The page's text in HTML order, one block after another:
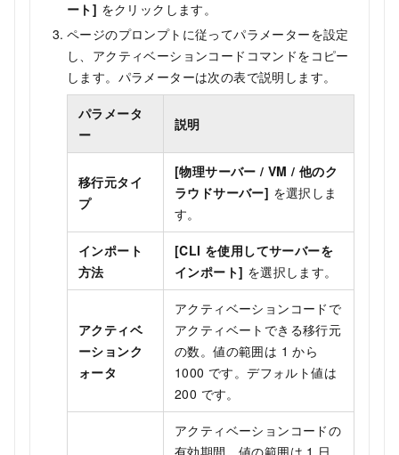
ート] をクリックします。
ページのプロンプトに従ってパラメーターを設定
し、アクティベーションコードコマンドをコピー
します。パラメーターは次の表で説明します。
パラメータ
ー
説明
移行元タイ
プ
[物理サーバー / VM / 他のク
ラウドサーバー] を選択しま
す。
インポート
方法
[CLI を使用してサーバーを
インポート] を選択します。
アクティベ
ーションク
ォータ
アクティベーションコードで
アクティベートできる移行元
の数。値の範囲は 1 から
1000 です。デフォルト値は
200 です。
アクティベーションコードの
有効期間。値の範囲は 1 日